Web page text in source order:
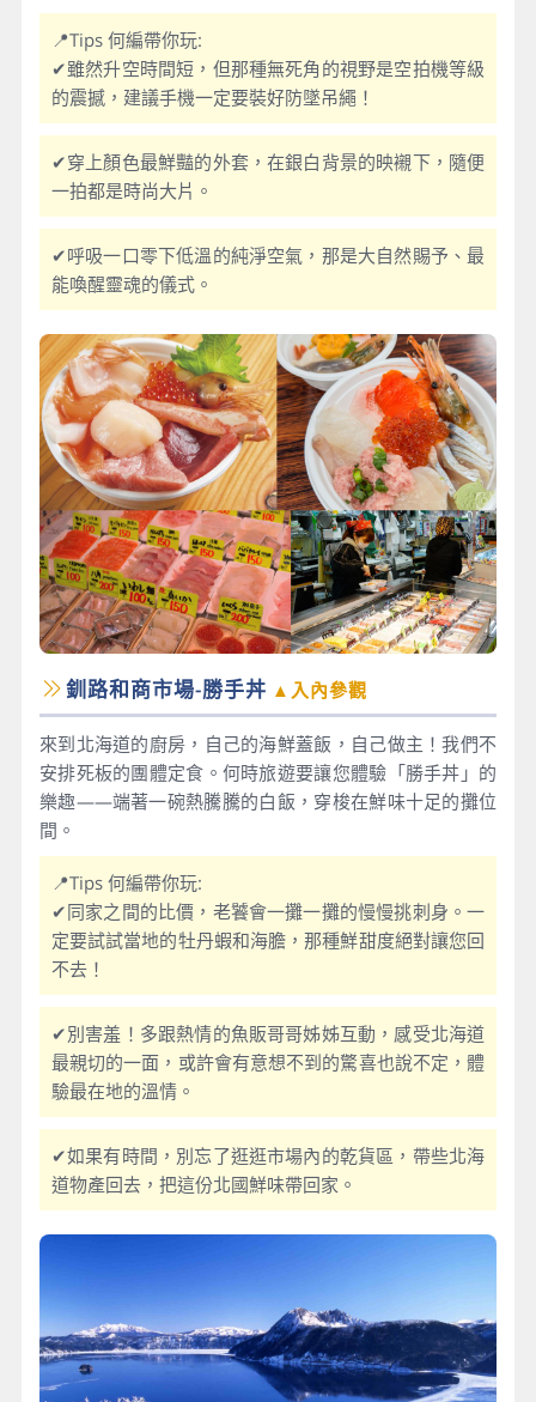
📍Tips 何編帶你玩:
✔雖然升空時間短，但那種無死角的視野是空拍機等級
的震撼，建議手機一定要裝好防墜吊繩！
✔穿上顏色最鮮豔的外套，在銀白背景的映襯下，隨便
一拍都是時尚大片。
✔呼吸一口零下低溫的純淨空氣，那是大自然賜予、最
能喚醒靈魂的儀式。
釧路和商市場-勝手丼 ▲入內參觀
來到北海道的廚房，自己的海鮮蓋飯，自己做主！我們不
安排死板的團體定食。何時旅遊要讓您體驗「勝手丼」的
樂趣——端著一碗熱騰騰的白飯，穿梭在鮮味十足的攤位
間。
📍Tips 何編帶你玩:
✔同家之間的比價，老饕會一攤一攤的慢慢挑刺身。一
定要試試當地的牡丹蝦和海膽，那種鮮甜度絕對讓您回
不去！
✔別害羞！多跟熱情的魚販哥哥姊姊互動，感受北海道
最親切的一面，或許會有意想不到的驚喜也說不定，體
驗最在地的溫情。
✔如果有時間，別忘了逛逛市場內的乾貨區，帶些北海
道物產回去，把這份北國鮮味帶回家。